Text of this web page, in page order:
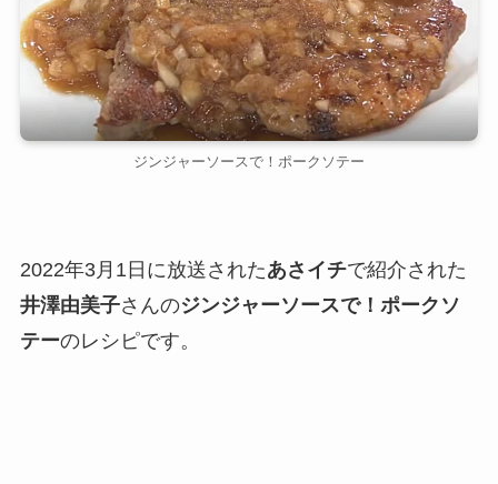
ジンジャーソースで！ポークソテー
2022年3月1日に放送されたあさイチで紹介された
井澤由美子さんのジンジャーソースで！ポークソ
テーのレシピです。